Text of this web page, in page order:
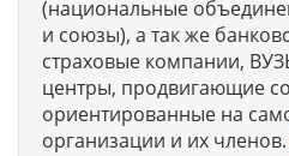
(национальные
и союзы), а так же
страховые компании,
центры, продвигающие
ориентированные на
организации и их членов.